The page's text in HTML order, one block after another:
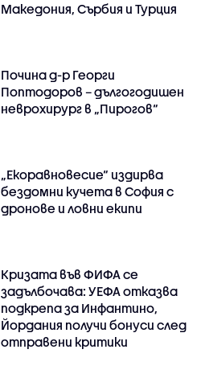
Македония, Сърбия и Турция
Почина д-р Георги
Поптодоров – дългогодишен
неврохирург в „Пирогов“
„Екоравновесие“ издирва
бездомни кучета в София с
дронове и ловни екипи
Кризата във ФИФА се
задълбочава: УЕФА отказва
подкрепа за Инфантино,
Йордания получи бонуси след
отправени критики